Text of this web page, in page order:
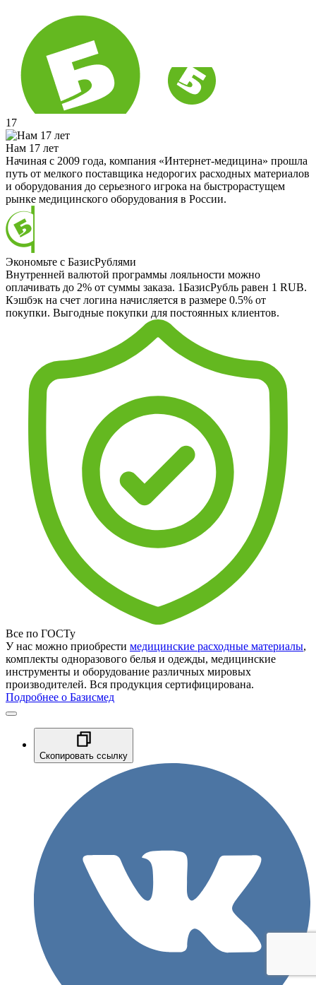
17
Нам 17 лет
Начиная с 2009 года, компания «Интернет-медицина» прошла
путь от мелкого поставщика недорогих расходных материалов
и оборудования до серьезного игрока на быстрорастущем
рынке медицинского оборудования в России.
Экономьте с БазисРублями
Внутренней валютой программы лояльности можно
оплачивать до 2% от суммы заказа. 1БазисРубль равен 1 RUB.
Кэшбэк на счет логина начисляется в размере 0.5% от
покупки. Выгодные покупки для постоянных клиентов.
Все по ГОСТу
У нас можно приобрести медицинские расходные материалы,
комплекты одноразового белья и одежды, медицинские
инструменты и оборудование различных мировых
производителей. Вся продукция сертифицирована.
Подробнее о Базисмед
Скопировать ссылку